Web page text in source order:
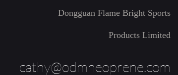
Dongguan Flame Bright Sports
Products Limited
cathy@odmneoprene.com